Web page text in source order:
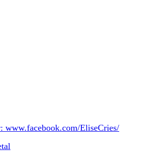
www.facebook.com/EliseCries/